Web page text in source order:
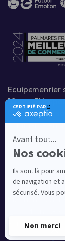
Equipementier
10 ans,
Capital dans
commerce en
En savoir plus
© EKINSPORT
Conditions
Paramètres de